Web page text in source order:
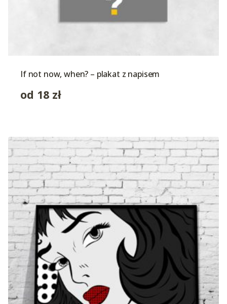
If not now, when? – plakat z napisem
od 18 zł